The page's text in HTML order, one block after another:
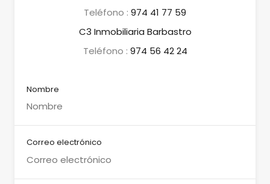
Teléfono : 974 41 77 59
C3 Inmobiliaria Barbastro
Teléfono : 974 56 42 24
Nombre
Correo electrónico